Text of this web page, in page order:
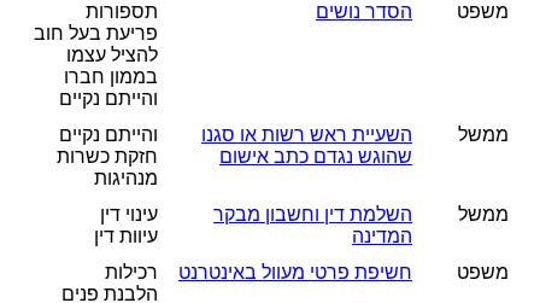
משפט
הסדר נושים
תספורות
פריעת בעל חוב
להציל עצמו
בממון חברו
והייתם נקיים
ממשל
השעיית ראש רשות או סגנו
שהוגש נגדם כתב אישום
והייתם נקיים
חזקת כשרות
מנהיגות
ממשל
השלמת דין וחשבון מבקר
המדינה
עינוי דין
עיוות דין
משפט
חשיפת פרטי מעוול באינטרנט
רכילות
הלבנת פנים